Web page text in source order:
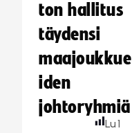
ton hallitus
täydensi
maajoukkue
iden
johtoryhmiä
Lu1